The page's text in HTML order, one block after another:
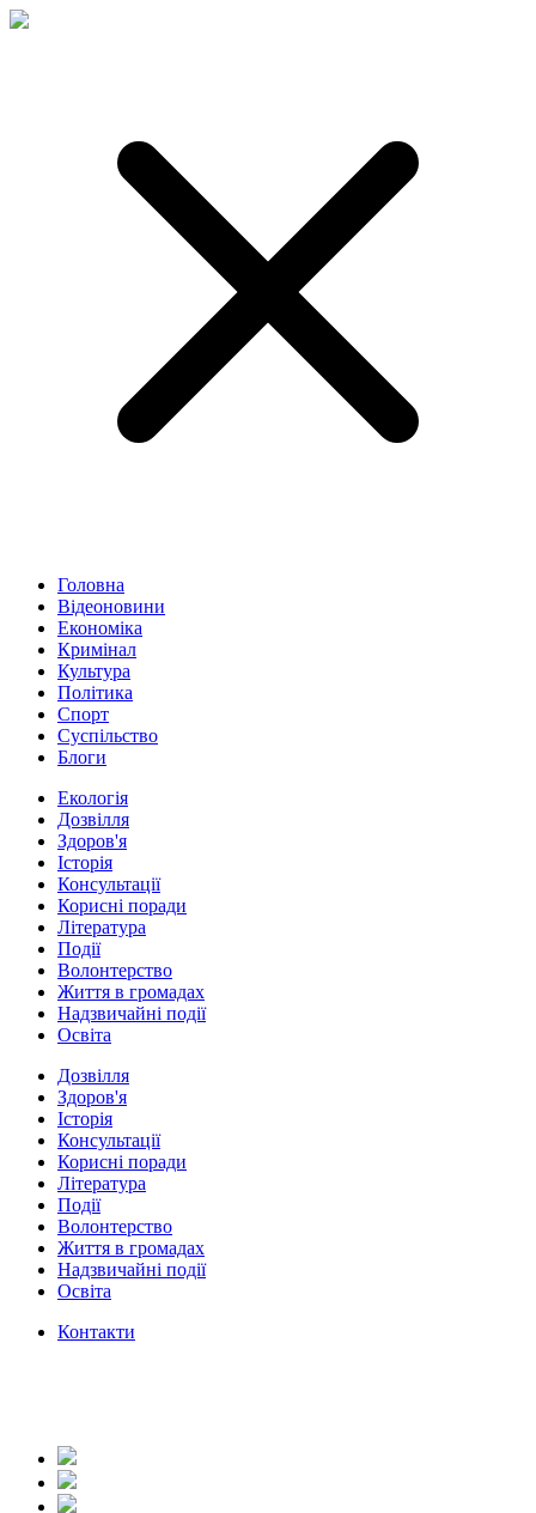
Головна
Відеоновини
Економіка
Кримінал
Культура
Політика
Спорт
Суспільство
Блоги
Екологія
Дозвілля
Здоров'я
Історія
Консультації
Корисні поради
Література
Події
Волонтерство
Життя в громадах
Надзвичайні події
Освіта
Дозвілля
Здоров'я
Історія
Консультації
Корисні поради
Література
Події
Волонтерство
Життя в громадах
Надзвичайні події
Освіта
Контакти